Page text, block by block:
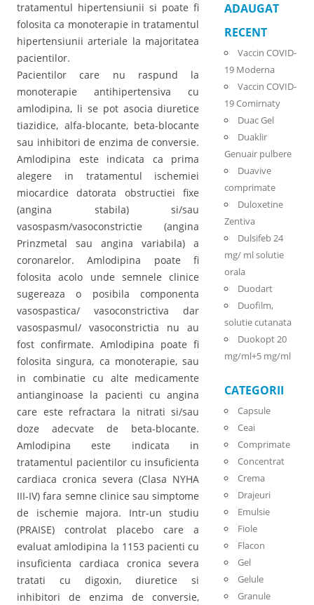
tratamentul hipertensiunii si poate fi
folosita ca monoterapie in tratamentul
hipertensiunii arteriale la majoritatea
pacientilor.
Pacientilor care nu raspund la
monoterapie antihipertensiva cu
amlodipina, li se pot asocia diuretice
tiazidice, alfa-blocante, beta-blocante
sau inhibitori de enzima de conversie.
Amlodipina este indicata ca prima
alegere in tratamentul ischemiei
miocardice datorata obstructiei fixe
(angina stabila) si/sau
vasospasm/vasoconstrictie (angina
Prinzmetal sau angina variabila) a
coronarelor. Amlodipina poate fi
folosita acolo unde semnele clinice
sugereaza o posibila componenta
vasospastica/ vasoconstrictiva dar
vasospasmul/ vasoconstrictia nu au
fost confirmate. Amlodipina poate fi
folosita singura, ca monoterapie, sau
in combinatie cu alte medicamente
antianginoase la pacienti cu angina
care este refractara la nitrati si/sau
doze adecvate de beta-blocante.
Amlodipina este indicata in
tratamentul pacientilor cu insuficienta
cardiaca cronica severa (Clasa NYHA
III-IV) fara semne clinice sau simptome
de ischemie majora. Intr-un studiu
(PRAISE) controlat placebo care a
evaluat amlodipina la 1153 pacienti cu
insuficienta cardiaca cronica severa
tratati cu digoxin, diuretice si
inhibitori de enzima de conversie,
ADAUGAT
RECENT
Vaccin COVID-
19 Moderna
Vaccin COVID-
19 Comirnaty
Duac Gel
Duaklir
Genuair pulbere
Duavive
comprimate
Duloxetine
Zentiva
Dulsifeb 24
mg/ ml solutie
orala
Duodart
Duofilm,
solutie cutanata
Duokopt 20
mg/ml+5 mg/ml
CATEGORII
Capsule
Ceai
Comprimate
Concentrat
Crema
Drajeuri
Emulsie
Fiole
Flacon
Gel
Gelule
Granule